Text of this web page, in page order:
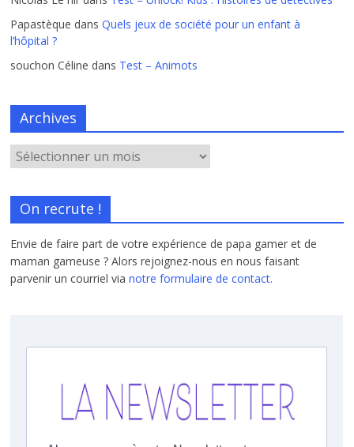
Papastèque dansQuels jeux de société pour un enfant à
l’hôpital ?
souchon Céline dans Test – Animots
Archives
On recrute !
Envie de faire part de votre expérience de papa gamer et de
maman gameuse ? Alors rejoignez-nous en nous faisant
parvenir un courriel vianotre formulaire de contact.